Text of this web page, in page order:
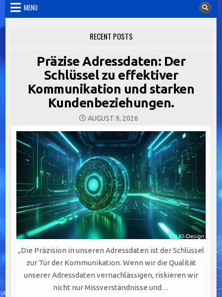
MENU
RECENT POSTS
Präzise Adressdaten: Der
Schlüssel zu effektiver
Kommunikation und starken
Kundenbeziehungen.
AUGUST 9, 2026
„Die Präzision in unseren Adressdaten ist der Schlüssel
zur Tür der Kommunikation. Wenn wir die Qualität
unserer Adressdaten vernachlässigen, riskieren wir
nicht nur Missverständnisse und…